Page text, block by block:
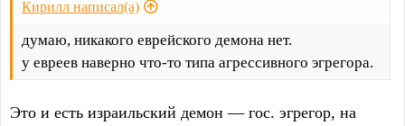
Кирилл написал(а)
думаю, никакого еврейского демона нет.
у евреев наверно что-то типа агрессивного эгрегора.
Это и есть израильский демон — гос. эгрегор, на